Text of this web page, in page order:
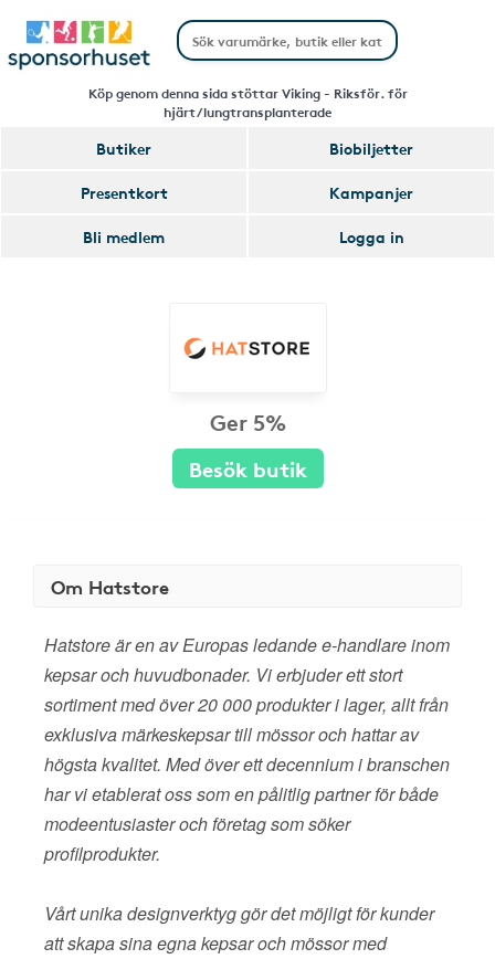
Köp genom denna sida stöttar Viking - Riksför. för
hjärt/lungtransplanterade
Butiker
Biobiljetter
Presentkort
Kampanjer
Bli medlem
Logga in
Ger 5%
Besök butik
Om Hatstore
Hatstore är en av Europas ledande e-handlare inom
kepsar och huvudbonader. Vi erbjuder ett stort
sortiment med över 20 000 produkter i lager, allt från
exklusiva märkeskepsar till mössor och hattar av
högsta kvalitet. Med över ett decennium i branschen
har vi etablerat oss som en pålitlig partner för både
modeentusiaster och företag som söker
profilprodukter.
Vårt unika designverktyg gör det möjligt för kunder
att skapa sina egna kepsar och mössor med